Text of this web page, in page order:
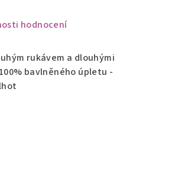
hodnocení
rukávem a dlouhými
bavlněného úpletu -